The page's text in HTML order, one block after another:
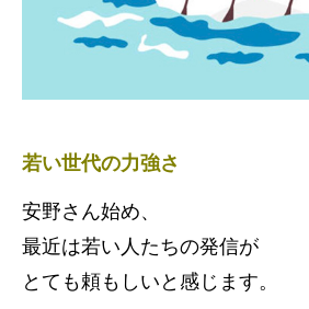
若い世代の力強さ
安野さん始め、
最近は若い人たちの発信が
とても頼もしいと感じます。